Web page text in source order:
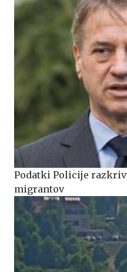
Podatki Policije
migrantov